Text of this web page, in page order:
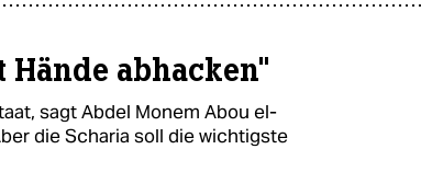
abhacken"
sagt Abdel Monem Abou el-
die Scharia soll die wichtigste